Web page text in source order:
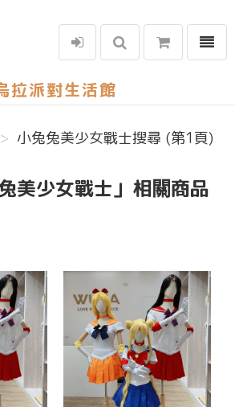
選單
小兔兔美少女戰士搜尋 (第1頁)
美少女戰士」相關商品